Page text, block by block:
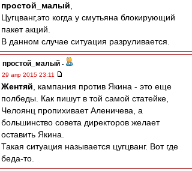
простой_малый
Цугцванг,это когда у смутьяна блокирующий
пакет акций.
В данном случае ситуация разруливается.
простой_малый -
29 апр 2015 23:11
Жентяй , кампания против Якина - это еще
полбеды. Как пишут в той самой статейке,
Челоянц пропихивает Аленичева, а
большинство совета директоров желает
оставить Якина.
Такая ситуация называется цугцванг. Вот где
беда-то.